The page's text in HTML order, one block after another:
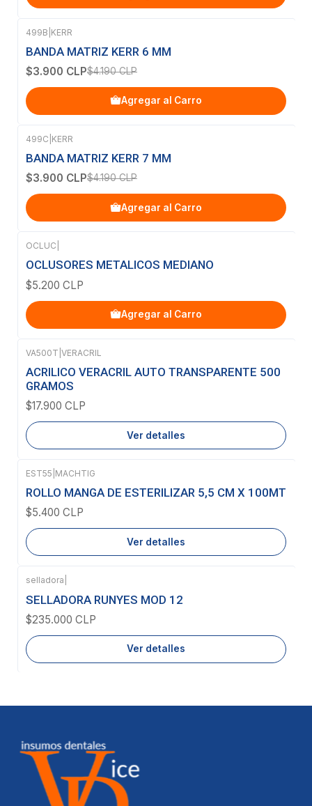
-7% OFF
499B KERR
BANDA MATRIZ KERR 6 MM
$3.900 CLP$4.190 CLP
Agregar al Carro
-7% OFF
499C KERR
BANDA MATRIZ KERR 7 MM
$3.900 CLP$4.190 CLP
Agregar al Carro
OCLUC
OCLUSORES METALICOS MEDIANO
$5.200 CLP
Agregar al Carro
Agotado
VA500T VERACRIL
ACRILICO VERACRIL AUTO TRANSPARENTE 500
GRAMOS
$17.900 CLP
Ver detalles
Agotado
EST55 MACHTIG
ROLLO MANGA DE ESTERILIZAR 5,5 CM X 100MT
$5.400 CLP
Ver detalles
Agotado
selladora
SELLADORA RUNYES MOD 12
$235.000 CLP
Ver detalles